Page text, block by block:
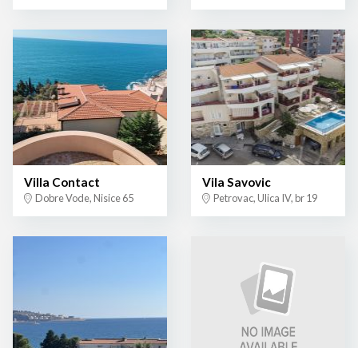
Villa Contact
Dobre Vode, Nisice 65
Vila Savovic
Petrovac, Ulica IV, br 19